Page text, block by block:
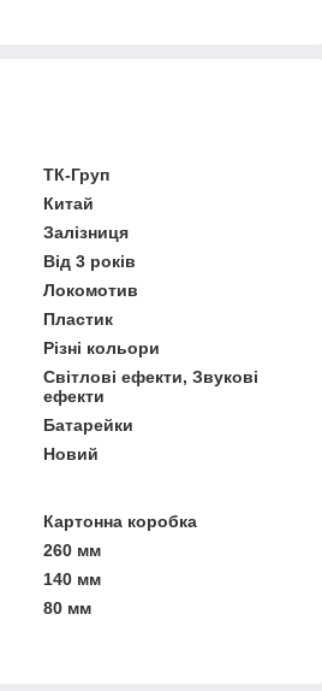
ТК-Груп
Китай
Залізниця
Від 3 років
Локомотив
Пластик
Різні кольори
Світлові ефекти, Звукові
ефекти
Батарейки
Новий
Картонна коробка
260 мм
140 мм
80 мм